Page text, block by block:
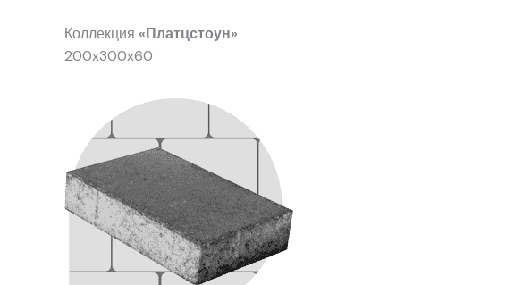
Коллекция «Платцстоун»
200x300x60